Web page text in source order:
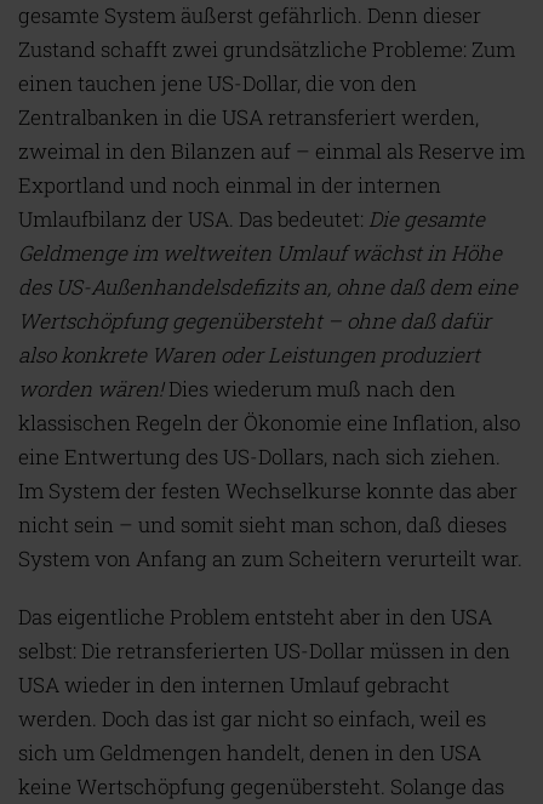
gesamte System äußerst gefährlich. Denn dieser
Zustand schafft zwei grundsätzliche Probleme: Zum
einen tauchen jene US-Dollar, die von den
Zentralbanken in die USA retransferiert werden,
zweimal in den Bilanzen auf – einmal als Reserve im
Exportland und noch einmal in der internen
Umlaufbilanz der USA. Das bedeutet: Die gesamte
Geldmenge im weltweiten Umlauf wächst in Höhe
des US-Außenhandelsdefizits an, ohne daß dem eine
Wertschöpfung gegenübersteht – ohne daß dafür
also konkrete Waren oder Leistungen produziert
worden wären!Dies wiederum muß nach den
klassischen Regeln der Ökonomie eine Inflation, also
eine Entwertung des US-Dollars, nach sich ziehen.
Im System der festen Wechselkurse konnte das aber
nicht sein – und somit sieht man schon, daß dieses
System von Anfang an zum Scheitern verurteilt war.
Das eigentliche Problem entsteht aber in den USA
selbst: Die retransferierten US-Dollar müssen in den
USA wieder in den internen Umlauf gebracht
werden. Doch das ist gar nicht so einfach, weil es
sich um Geldmengen handelt, denen in den USA
keine Wertschöpfung gegenübersteht. Solange das